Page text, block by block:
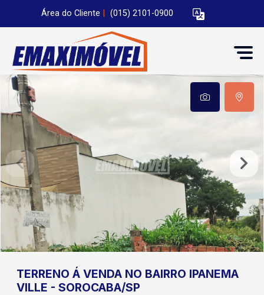
Área do Cliente (015) 2101-0900
TERRENO Á VENDA NO BAIRRO IPANEMA
VILLE - SOROCABA/SP